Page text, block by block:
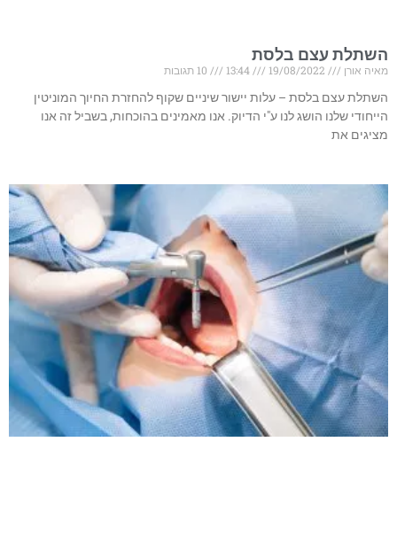
השתלת עצם בלסת
מאיה אורן
השתלת עצם בלסת – עלות יישור שיניים שקוף להחזרת החיוך המוניטין
הייחודי שלנו הושג לנו ע"י הדיוק. אנו מאמינים בהוכחות, בשביל זה אנו
מציגים את